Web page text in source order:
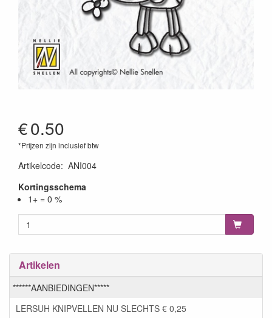
€0.50
*Prijzen zijn inclusief btw
Artikelcode: ANI004
Kortingsschema
1+ = 0 %
Artikelen
******AANBIEDINGEN*****
LERSUH KNIPVELLEN NU SLECHTS € 0,25